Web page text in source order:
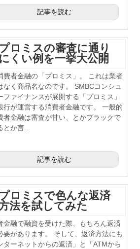
記事を読む
プロミスの審査に通り
にくい例を一挙大公開
費者金融の「プロミス」。 これは業者
なく商品名なのです。 SMBCコンシュ
ファイナンスが展開する「プロミス」
行が運営する消費者金融です。 一般的
者金融は審査が甘い、とかブラックで
とか言...
記事を読む
プロミスで色んな返済
法を試してみた
金融で融資を受けた際、もちろん返済
要があります。 そして、返済方法にも
ターネットからの返済」と「ATMから